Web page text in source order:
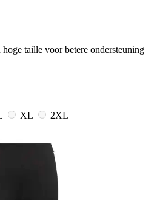
taille voor betere ondersteuning
XL
2XL